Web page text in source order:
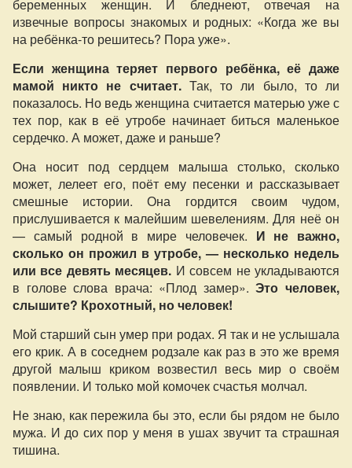
беременных женщин. И бледнеют, отвечая на
извечные вопросы знакомых и родных: «Когда же вы
на ребёнка-то решитесь? Пора уже».
Если женщина теряет первого ребёнка, её даже
мамой никто не считает.Так, то ли было, то ли
показалось. Но ведь женщина считается матерью уже с
тех пор, как в её утробе начинает биться маленькое
сердечко. А может, даже и раньше?
Она носит под сердцем малыша столько, сколько
может, лелеет его, поёт ему песенки и рассказывает
смешные истории. Она гордится своим чудом,
прислушивается к малейшим шевелениям. Для неё он
— самый родной в мире человечек. И не важно,
сколько он прожил в утробе, — несколько недель
или все девять месяцев. И совсем не укладываются
в голове слова врача: «Плод замер».Это человек,
слышите? Крохотный, но человек!
Мой старший сын умер при родах. Я так и не услышала
его крик. А в соседнем родзале как раз в это же время
другой малыш криком возвестил весь мир о своём
появлении. И только мой комочек счастья молчал.
Не знаю, как пережила бы это, если бы рядом не было
мужа. И до сих пор у меня в ушах звучит та страшная
тишина.